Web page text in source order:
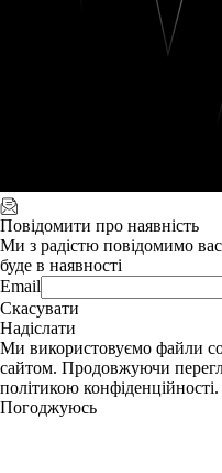
Повідомити про наявність
Ми з радістю повідомимо
буде в наявності
Email
Скасувати
Надіслати
Ми використовуємо файли
сайтом. Продовжуючи
політикою конфіденційності.
Погоджуюсь